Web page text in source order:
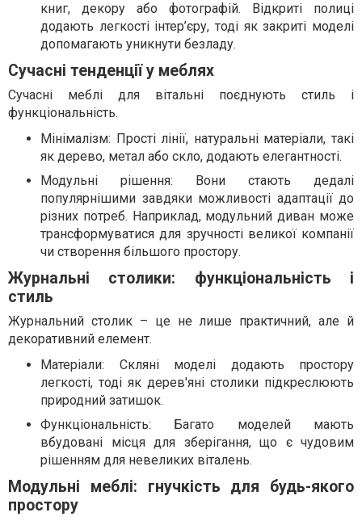
книг, декору або фотографій. Відкриті полиці
додають легкості інтер’єру, тоді як закриті моделі
допомагають уникнути безладу.
Сучасні тенденції у меблях
Сучасні меблі для вітальні поєднують стиль і
функціональність.
Мінімалізм: Прості лінії, натуральні матеріали, такі
як дерево, метал або скло, додають елегантності.
Модульні рішення: Вони стають дедалі
популярнішими завдяки можливості адаптації до
різних потреб. Наприклад, модульний диван може
трансформуватися для зручності великої компанії
чи створення більшого простору.
Журнальні столики: функціональність і
стиль
Журнальний столик – це не лише практичний, але й
декоративний елемент.
Матеріали: Скляні моделі додають простору
легкості, тоді як дерев'яні столики підкреслюють
природний затишок.
Функціональність: Багато моделей мають
вбудовані місця для зберігання, що є чудовим
рішенням для невеликих віталень.
Модульні меблі: гнучкість для будь-якого
простору